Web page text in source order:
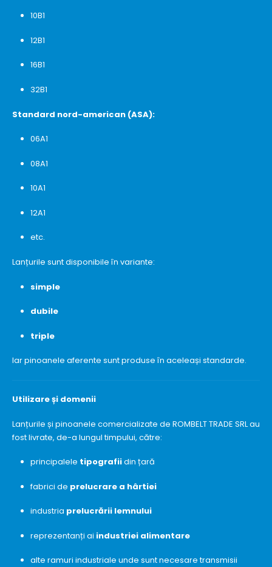
10B1
12B1
16B1
32B1
Standard nord-american (ASA):
06A1
08A1
10A1
12A1
etc.
Lanțurile sunt disponibile în variante:
simple
dubile
triple
Iar pinoanele aferente sunt produse în aceleași standarde.
Utilizare și domenii
Lanțurile și pinoanele comercializate de ROMBELT TRADE SRL au
fost livrate, de-a lungul timpului, către:
principalele tipografiidin țară
fabrici de prelucrare a hârtiei
industria prelucrării lemnului
reprezentanți ai industriei alimentare
alte ramuri industriale unde sunt necesare transmisii